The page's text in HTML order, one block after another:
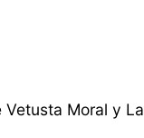
Moral y